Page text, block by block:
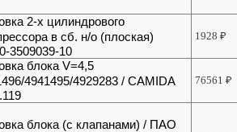
2-х цилиндрового
в сб. н/о (плоская)
3509039-10
1928₽
блока V=4,5
4941495/4929283 / CAMIDA
76561₽
блока (с клапанами) / ПАО